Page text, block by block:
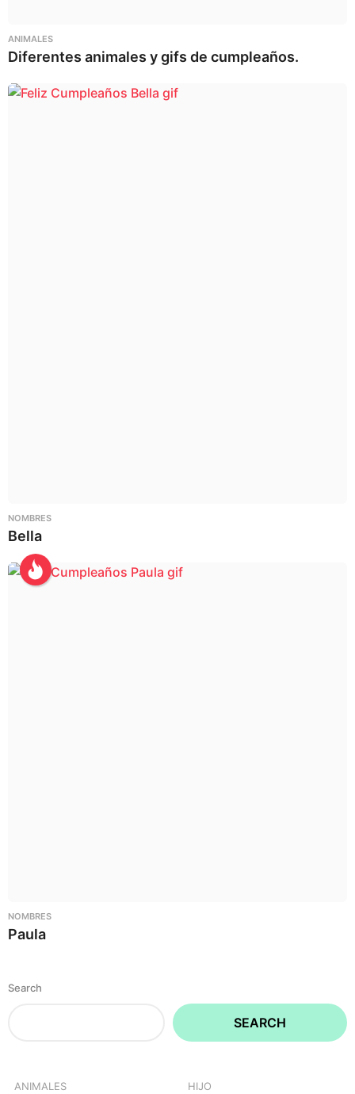
ANIMALES
Diferentes animales y gifs de cumpleaños.
NOMBRES
Bella
NOMBRES
Paula
Search
SEARCH
ANIMALES HIJO